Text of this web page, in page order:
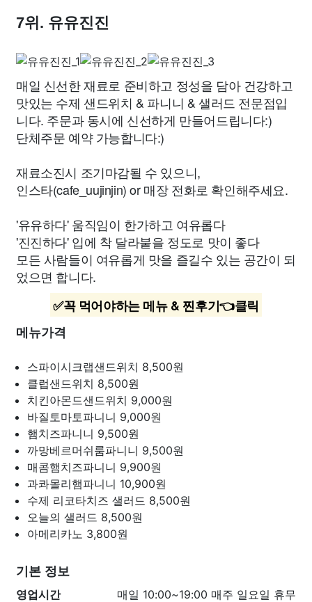
7위. 유유진진
매일 신선한 재료로 준비하고 정성을 담아 건강하고
맛있는 수제 샌드위치 & 파니니 & 샐러드 전문점입
니다. 주문과 동시에 신선하게 만들어드립니다:)
단체주문 예약 가능합니다:)
재료소진시 조기마감될 수 있으니,
인스타(cafe_uujinjin) or 매장 전화로 확인해주세요.
'유유하다' 움직임이 한가하고 여유롭다
'진진하다' 입에 착 달라붙을 정도로 맛이 좋다
모든 사람들이 여유롭게 맛을 즐길수 있는 공간이 되
었으면 합니다.
✅꼭 먹어야하는 메뉴 & 찐후기👈클릭
메뉴가격
스파이시크랩샌드위치 8,500원
클럽샌드위치 8,500원
치킨아몬드샌드위치 9,000원
바질토마토파니니 9,000원
햄치즈파니니 9,500원
까망베르머쉬룸파니니 9,500원
매콤햄치즈파니니 9,900원
과콰몰리햄파니니 10,900원
수제 리코타치즈 샐러드 8,500원
오늘의 샐러드 8,500원
아메리카노 3,800원
기본 정보
영업시간
매일 10:00~19:00 매주 일요일 휴무